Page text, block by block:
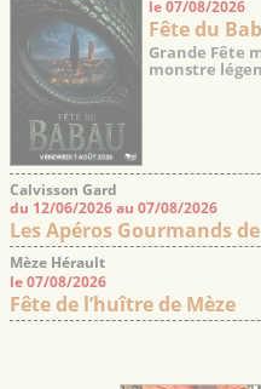
le 07/08/2026
Fête du
Grande Fête
monstre
Calvisson Gard
du 12/06/2026 au 07/08/2026
Les Apéros Gourmands
Mèze Hérault
le 07/08/2026
Fête de l’huître de Mèze